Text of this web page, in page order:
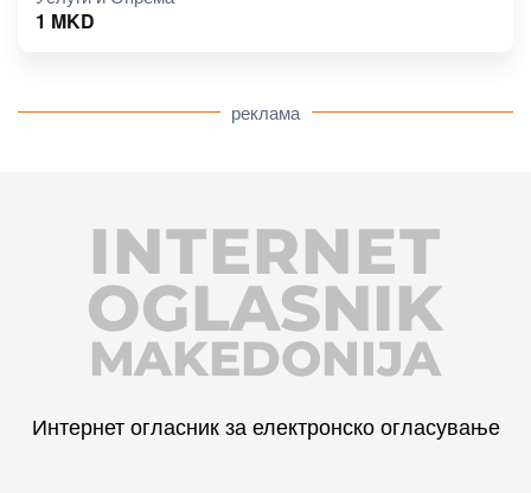
1 MKD
реклама
INTERNET
MAKEDONIJA
OGLASNIK
Интернет огласник за електронско огласување